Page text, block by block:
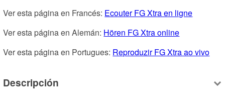
Ver esta página en Francés: Ecouter FG Xtra en ligne
Ver esta página en Alemán: Hören FG Xtra online
Ver esta página en Portugues: Reproduzir FG Xtra ao vivo
Descripción